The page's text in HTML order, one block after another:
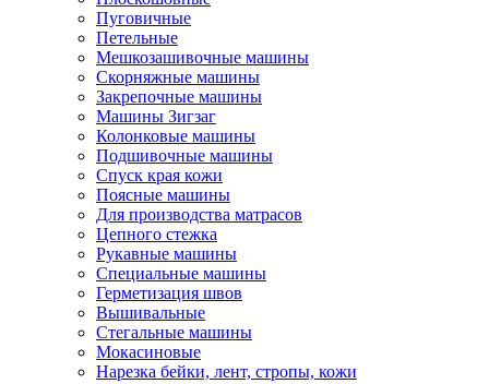
Пуговичные
Петельные
Мешкозашивочные машины
Скорняжные машины
Закрепочные машины
Машины Зигзаг
Колонковые машины
Подшивочные машины
Спуск края кожи
Поясные машины
Для производства матрасов
Цепного стежка
Рукавные машины
Специальные машины
Герметизация швов
Вышивальные
Стегальные машины
Мокасиновые
Нарезка бейки, лент, стропы, кожи